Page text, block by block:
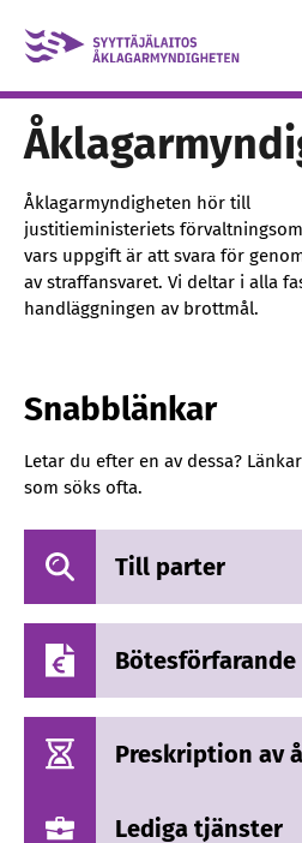
Skip to content -
Åklagarmyndigheten hör till
justitieministeriets
vars uppgift är att svara för
av straffansvaret. Vi deltar i alla
handläggningen av brottmål.
Snabblänkar
Letar du efter en av dessa?
som söks ofta.
Till parter
Bötesförfarande
Preskription av
Lediga tjänster